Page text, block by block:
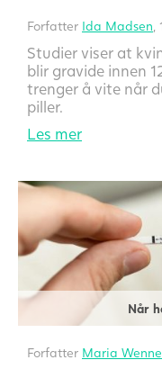
Forfatter Ida Madsen
Studier viser at
blir gravide innen
trenger å vite når
piller.
Les mer
Når
Forfatter Maria